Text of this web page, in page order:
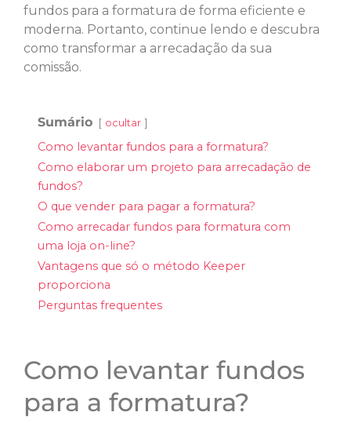
fundos para a formatura de forma eficiente e
moderna. Portanto, continue lendo e descubra
como transformar a arrecadação da sua
comissão.
Sumário ocultar
Como levantar fundos para a formatura?
Como elaborar um projeto para arrecadação de
fundos?
O que vender para pagar a formatura?
Como arrecadar fundos para formatura com
uma loja on-line?
Vantagens que só o método Keeper
proporciona
Perguntas frequentes
Como levantar fundos
para a formatura?